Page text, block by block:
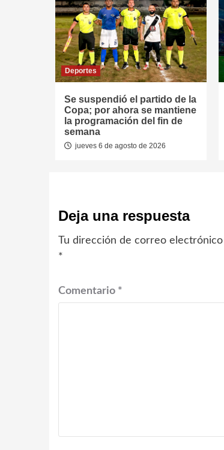
Deportes
Se suspendió el partido de la
Copa; por ahora se mantiene
la programación del fin de
semana
jueves 6 de agosto de 2026
Deja una respuesta
Tu dirección de correo
*
Comentario *